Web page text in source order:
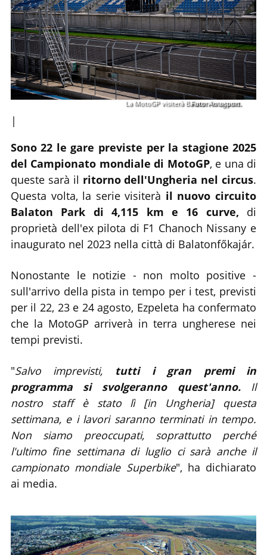
La MotoGP visiterà Balaton in agosto.
|
Foto: Autosport.
Sono 22 le gare previste per la stagione 2025
del Campionato mondiale di MotoGP, e una di
queste sarà il ritorno dell'Ungheria nel circus.
Questa volta, la serie visiterà il nuovo circuito
Balaton Park di 4,115 km e 16 curve, di
proprietà dell'ex pilota di F1 Chanoch Nissany e
inaugurato nel 2023 nella città di Balatonfőkajár.
Nonostante le notizie - non molto positive -
sull'arrivo della pista in tempo per i test, previsti
per il 22, 23 e 24 agosto, Ezpeleta ha confermato
che la MotoGP arriverà in terra ungherese nei
tempi previsti.
"Salvo imprevisti, tutti i gran premi in
programma si svolgeranno quest'anno.Il
nostro staff è stato lì [in Ungheria] questa
settimana, e i lavori saranno terminati in tempo.
Non siamo preoccupati, soprattutto perché
l'ultimo fine settimana di luglio ci sarà anche il
campionato mondiale Superbike", ha dichiarato
ai media.